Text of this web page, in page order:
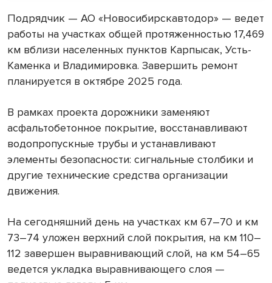
Подрядчик — АО «Новосибирскавтодор» — ведет
работы на участках общей протяженностью 17,469
км вблизи населенных пунктов Карпысак, Усть-
Каменка и Владимировка. Завершить ремонт
планируется в октябре 2025 года.
В рамках проекта дорожники заменяют
асфальтобетонное покрытие, восстанавливают
водопропускные трубы и устанавливают
элементы безопасности: сигнальные столбики и
другие технические средства организации
движения.
На сегодняшний день на участках км 67–70 и км
73–74 уложен верхний слой покрытия, на км 110–
112 завершен выравнивающий слой, на км 54–65
ведется укладка выравнивающего слоя —